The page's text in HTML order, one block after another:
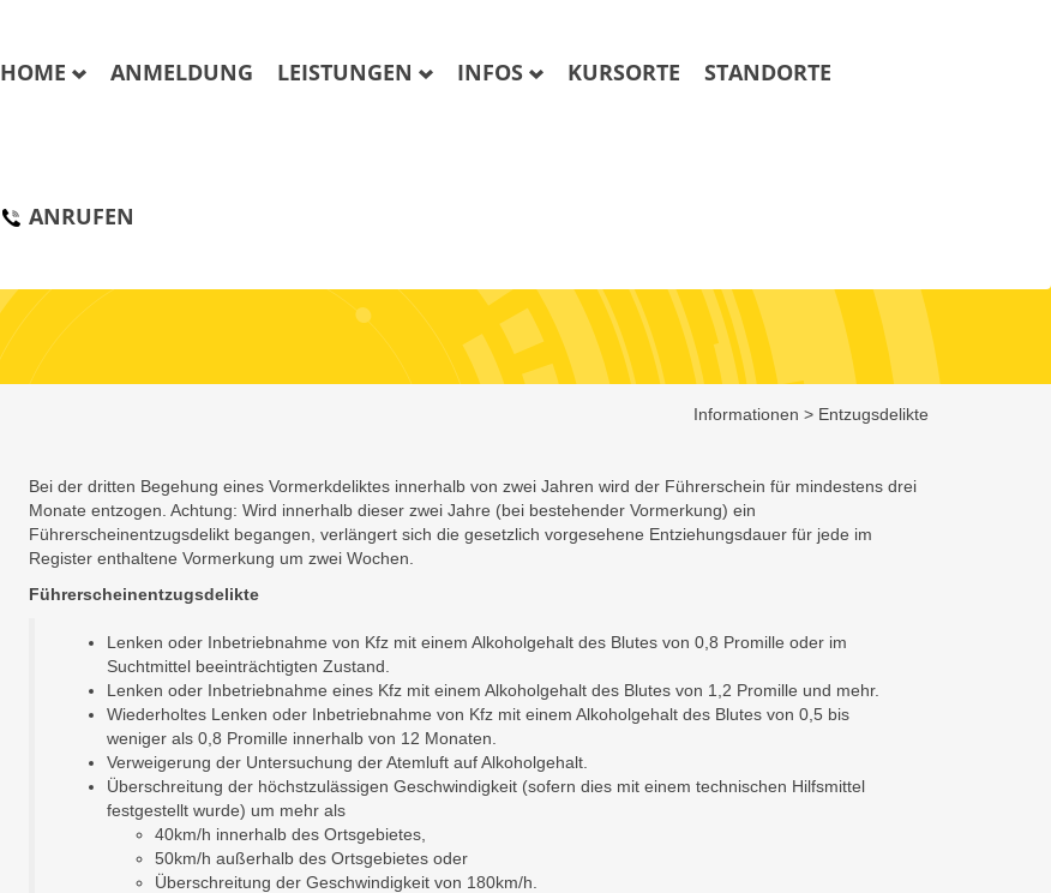
HOME ANMELDUNG LEISTUNGEN INFOS KURSORTE STANDORTE
ANRUFEN
Informationen > Entzugsdelikte
Bei der dritten Begehung eines Vormerkdeliktes innerhalb von zwei Jahren wird der Führerschein für mindestens drei
Monate entzogen. Achtung: Wird innerhalb dieser zwei Jahre (bei bestehender Vormerkung) ein
Führerscheinentzugsdelikt begangen, verlängert sich die gesetzlich vorgesehene Entziehungsdauer für jede im
Register enthaltene Vormerkung um zwei Wochen.
Führerscheinentzugsdelikte
Lenken oder Inbetriebnahme von Kfz mit einem Alkoholgehalt des Blutes von 0,8 Promille oder im
Suchtmittel beeinträchtigten Zustand.
Lenken oder Inbetriebnahme eines Kfz mit einem Alkoholgehalt des Blutes von 1,2 Promille und mehr.
Wiederholtes Lenken oder Inbetriebnahme von Kfz mit einem Alkoholgehalt des Blutes von 0,5 bis
weniger als 0,8 Promille innerhalb von 12 Monaten.
Verweigerung der Untersuchung der Atemluft auf Alkoholgehalt.
Überschreitung der höchstzulässigen Geschwindigkeit (sofern dies mit einem technischen Hilfsmittel
festgestellt wurde) um mehr als
40km/h innerhalb des Ortsgebietes,
50km/h außerhalb des Ortsgebietes oder
Überschreitung der Geschwindigkeit von 180km/h.